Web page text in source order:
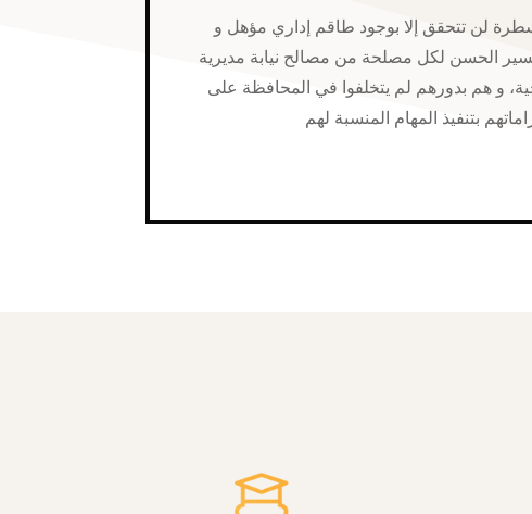
لن تتحقق إلا بوجود طاقم إداري مؤهل و
الحسن لكل مصلحة من مصالح نيابة مديرية
و هم بدورهم لم يتخلفوا في المحافظة على
بتنفيذ المهام المنسبة لهم